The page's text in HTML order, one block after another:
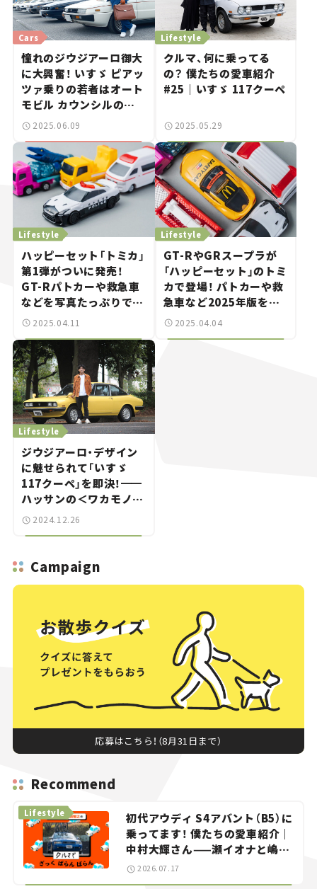
Cars
憧れのジウジアーロ御大
に大興奮！ いすゞ ピアッ
ツァ乗りの若者はオート
モビル カウンシルの会
場で何を感じ、何を想っ
2025.06.09
Lifestyle
クルマ、何に乗ってる
の？ 僕たちの愛車紹介
#25｜いすゞ 117クーペ
2025.05.29
Lifestyle
ハッピーセット「トミカ」
第1弾がついに発売！
GT-Rパトカーや救急車
などを写真たっぷりで紹
介【クルマとホビー】
2025.04.11
Lifestyle
GT-RやGRスープラが
「ハッピーセット」のトミ
カで登場！ パトカーや救
急車など2025年版を一
挙紹介【クルマとホビー】
2025.04.04
Lifestyle
ジウジアーロ・デザイン
に魅せられて「いすゞ
117クーペ」を即決！━━
ハッサンの＜ワカモノ旧
車オーナー探訪記＞
Vol.03
2024.12.26
Campaign
応募はこちら！（8月31日まで）
Recommend
初代アウディ S4アバント（B5）に
乗ってます！ 僕たちの愛車紹介｜
中村大輝さん——瀬イオナと嶋田
智之の「クルマでざっくばらんば
らん！」＃20
Lifestyle
2026.07.17